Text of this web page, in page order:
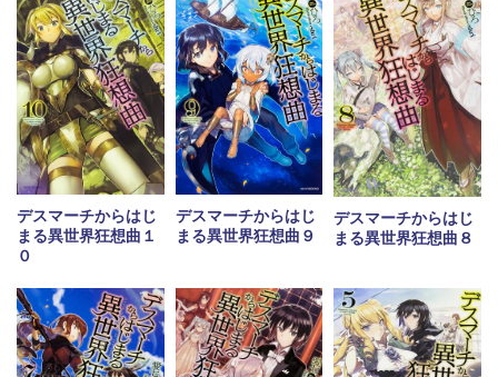
デスマーチからはじ
まる異世界狂想曲１
０
デスマーチからはじ
まる異世界狂想曲９
デスマーチからはじ
まる異世界狂想曲８